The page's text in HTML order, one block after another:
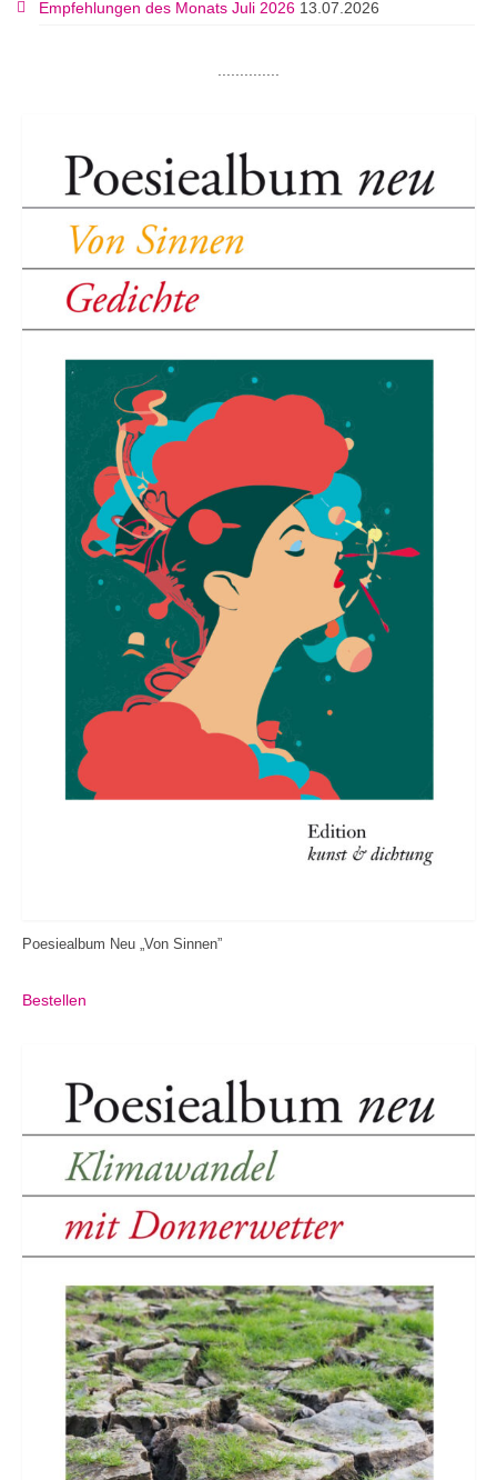
Empfehlungen des Monats Juli 2026 13.07.2026
Poesiealbum Neu „Von Sinnen”
Bestellen